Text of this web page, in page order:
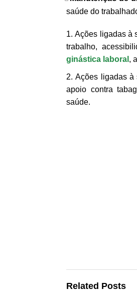
saúde do
Ações ligadas à
trabalho,
ginástica laboral ,
Ações ligadas à
apoio contra
saúde.
Related Posts